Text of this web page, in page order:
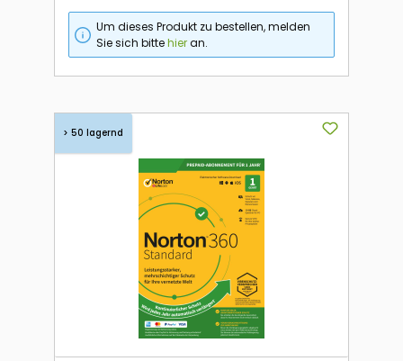
Um dieses Produkt zu bestellen, melden
Sie sich bittehieran.
> 50 lagernd